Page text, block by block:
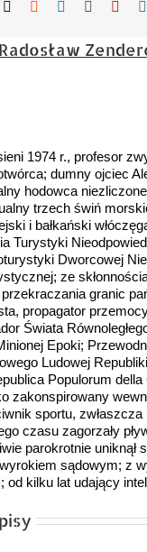
Reddit LinkedIn
Tumblr
Radosław
1974 r., profesor
dumny ojciec
hodowca
trzech świń
i bałkański
Turystyki
Dworcowej
ze
granic
propagator
Świata
Epoki;
Ludowej
Populorum della
zakonspirowany
sportu,
czasu zagorzały
parokrotnie uniknął
sądowym; z
od kilku lat udający